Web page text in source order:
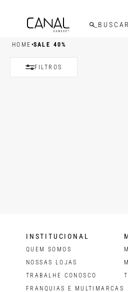
HOME •SALE 40%
FILTROS
INSTITUCIONAL
QUEM SOMOS
NOSSAS LOJAS
TRABALHE CONOSCO
FRANQUIAS E MULTIMARCAS